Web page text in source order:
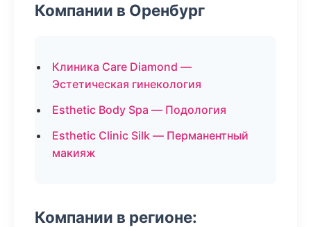
Компании в Оренбург
Клиника Care Diamond —
Эстетическая гинекология
Esthetic Body Spa — Подология
Esthetic Clinic Silk — Перманентный
макияж
Компании в регионе: